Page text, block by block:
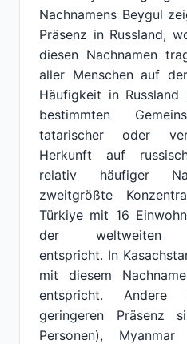
Nachnamens Beygul
Präsenz in Russland,
diesen Nachnamen
aller Menschen auf
Häufigkeit in
bestimmten
tatarischer oder
Herkunft auf
relativ häufiger
zweitgrößte
Türkiye mit 16
der weltweiten
entspricht. In
mit diesem
entspricht.
geringeren Präsenz
Personen),